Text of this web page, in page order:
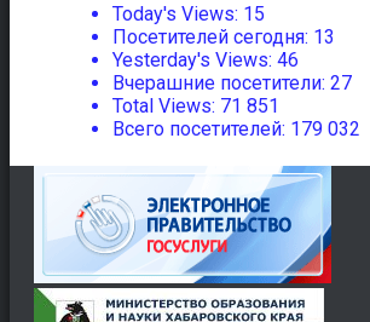
Today's Views: 15
Посетителей сегодня: 13
Yesterday's Views: 46
Вчерашние посетители: 27
Total Views: 71 851
Всего посетителей: 179 032